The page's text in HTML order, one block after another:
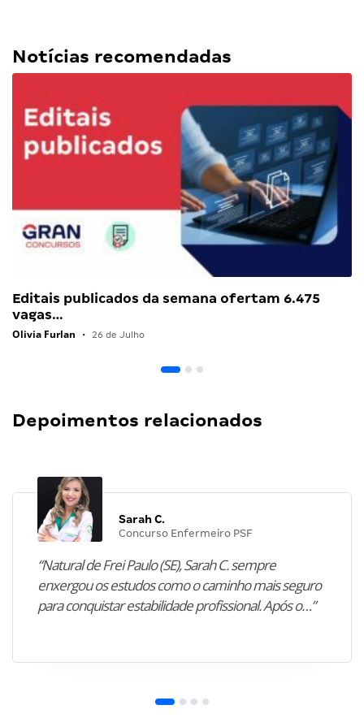
Notícias recomendadas
Editais publicados da semana ofertam 6.475
vagas…
Olivia Furlan • 26 de Julho
Depoimentos relacionados
Sarah C.
Concurso Enfermeiro PSF
“Natural de Frei Paulo (SE), Sarah C. sempre
enxergou os estudos como o caminho mais seguro
para conquistar estabilidade profissional. Após o…”